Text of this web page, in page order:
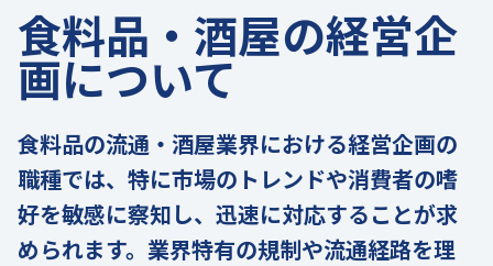
食料品・酒屋の経営企
画について
食料品の流通・酒屋業界における経営企画の
職種では、特に市場のトレンドや消費者の嗜
好を敏感に察知し、迅速に対応することが求
められます。業界特有の規制や流通経路を理